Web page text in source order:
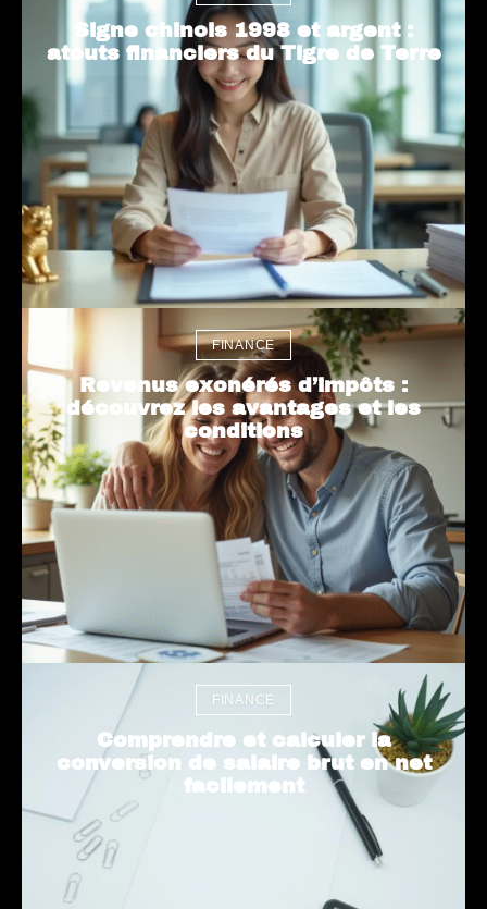
Signe chinois 1998 et argent :
atouts financiers du Tigre de Terre
FINANCE
Revenus exonérés d’impôts :
découvrez les avantages et les
conditions
FINANCE
Comprendre et calculer la
conversion de salaire brut en net
facilement